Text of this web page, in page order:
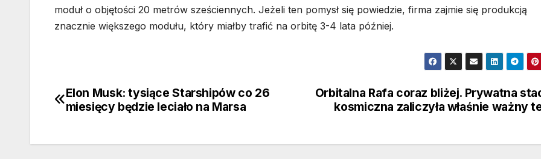
moduł o objętości 20 metrów sześciennych. Jeżeli ten pomysł się powiedzie, firma zajmie się produkcją
znacznie większego modułu, który miałby trafić na orbitę 3-4 lata później.
Nawigacja
Orbitalna Rafa coraz bliżej. Prywatna
kosmiczna zaliczyła właśnie ważny
Elon Musk: tysiące Starshipów co 26
miesięcy będzie leciało na Marsa